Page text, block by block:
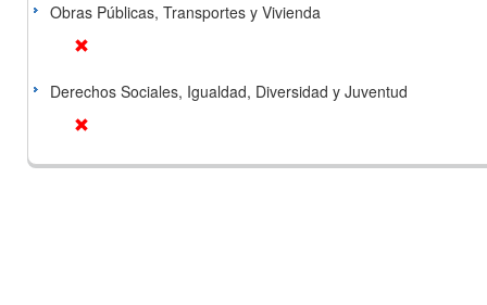
Obras Públicas, Transportes y Vivienda
Derechos Sociales, Igualdad, Diversidad y Juventud